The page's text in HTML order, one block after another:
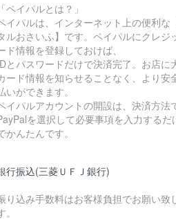
「ペイパルとは？」
イパルは、インターネット上の便利な
ルおさいふ】です。ペイパルにクレジ
ド情報を登録しておけば、
とパスワードだけで決済完了。お店に
ード情報を知らせることなく、より安
いができます。
イパルアカウントの開設は、決済方法
を選択して必要事項を入力するだ
かんたんです。
行振込(三菱ＵＦＪ銀行)
り込み手数料はお客様負担でお願い致
。